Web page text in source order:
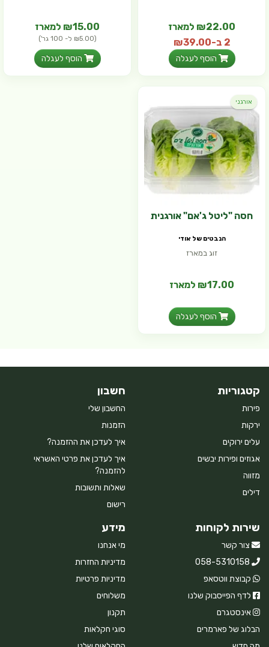
₪22.00 למארז
2 ב-₪39.00
(₪14.67 ל- 100 גר') הוסף לעגלה
₪15.00 למארז
(₪5.00 ל- 100 גר')
הוסף לעגלה
אורגני
חסה "ליטל ג'אם" אורגנית
הנבטים של אודי
זוג במארז
₪17.00 למארז
הוסף לעגלה
קטגוריות
פירות
ירקות
עלים ירוקים
אגוזים ופירות יבשים
מזווה
דילים
חשבון
החשבון שלי
הזמנות
איך לעדכן את ההזמנה?
איך לעדכן את פרטי האשראי
להזמנה?
שאלות ותשובות
רישום
שירות לקוחות
צור קשר
058-5310158
קבוצת ווטסאפ
לדף הפייסבוק שלנו
אינסטגרם
הבלוג של פארמרים
מידע
מי אנחנו
מדיניות החזרות
מדיניות פרטיות
משלוחים
תקנון
סוגי חקלאות